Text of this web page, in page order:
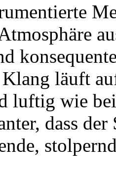
läuft
luftig wie
dass